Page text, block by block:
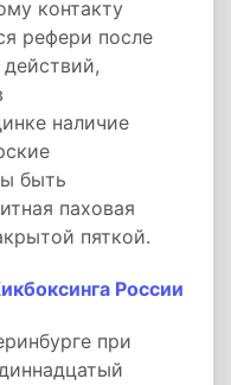
контакту
рефери после
наличие
быть
паховая
пяткой.
России
при